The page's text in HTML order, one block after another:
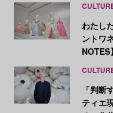
わたし
ントワ
NOTES】
「判
ティエ